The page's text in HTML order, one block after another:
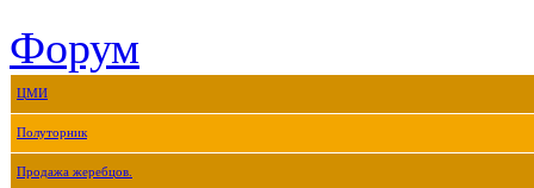
Форум
ЦМИ
Полуторник
Продажа жеребцов.